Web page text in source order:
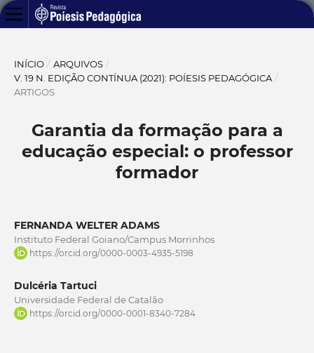
INÍCIO / ARQUIVOS /
V. 19 N. EDIÇÃO CONTÍNUA (2021): POÍESIS PEDAGÓGICA /
ARTIGOS
Garantia da formação para a
educação especial: o professor
formador
FERNANDA WELTER ADAMS
Instituto Federal Goiano/Campus Morrinhos
https://orcid.org/0000-0003-4935-5198
Dulcéria Tartuci
Universidade Federal de Catalão
https://orcid.org/0000-0001-8340-7284